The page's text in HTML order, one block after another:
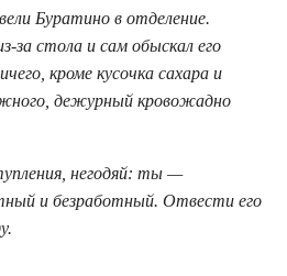
Буратино в отделение.
за стола и сам обыскал его
кроме кусочка сахара и
дежурный кровожадно
негодяй: ты —
и безработный. Отвести его